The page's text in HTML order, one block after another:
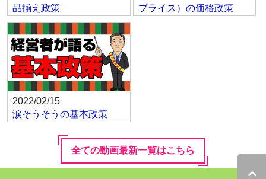
品揃え政策
プライス）の価格政策
2022/02/15
涙そうそうの基本政策
全ての動画最新一覧はこちら